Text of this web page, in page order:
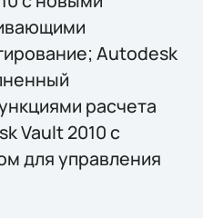
Autodesk
расчета
Vault 2010 с
для управления